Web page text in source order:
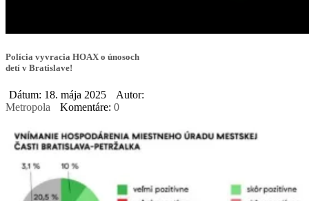
Polícia vyvracia HOAX o únosoch
detí v Bratislave!
Dátum: 18. mája 2025
Autor:
Metropola
Komentáre: 0